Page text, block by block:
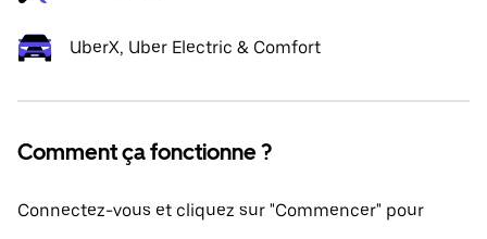
UberX, Uber Electric & Comfort
Comment ça fonctionne ?
Connectez-vous et cliquez sur "Commencer" pour